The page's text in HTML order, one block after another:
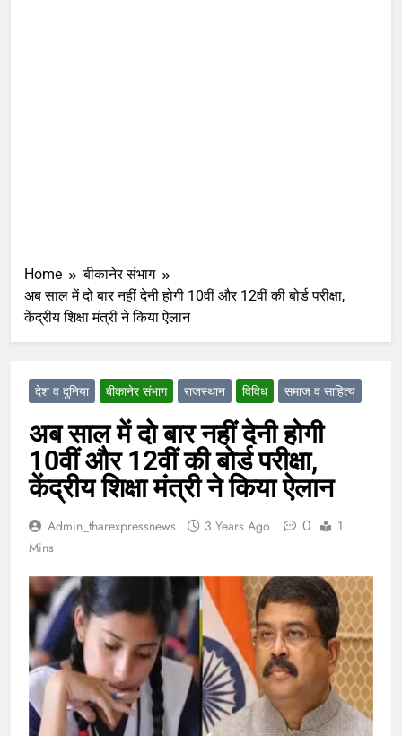
Home
बीकानेर संभाग
अब साल में दो बार नहीं देनी होगी 10वीं और 12वीं की बोर्ड परीक्षा,
केंद्रीय शिक्षा मंत्री ने किया ऐलान
देश व दुनिया बीकानेर संभाग राजस्थान विविध समाज व साहित्य
अब साल में दो बार नहीं देनी होगी
10वीं और 12वीं की बोर्ड परीक्षा,
केंद्रीय शिक्षा मंत्री ने किया ऐलान
Admin_tharexpressnews 3 Years Ago 0
1
Mins